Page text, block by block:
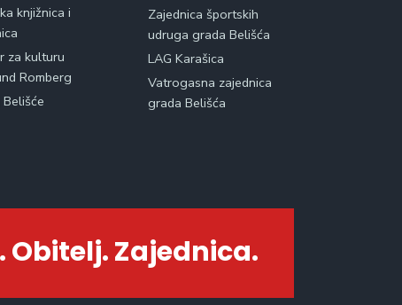
knjižnica i
za kulturu
Romberg
Zajednica športskih
udruga grada Belišća
LAG Karašica
Vatrogasna zajednica
grada Belišća
Zajednica.